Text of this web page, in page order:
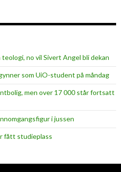
no vil Sivert Angel bli dekan
som UiO-student på måndag
men over 17 000 står fortsatt
i jussen
fått studieplass